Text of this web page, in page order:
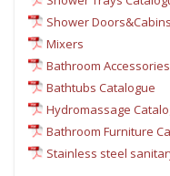
Shower
Mixers
Bathroom
Bathtubs Catalogue
Hydromassage
Bathroom Furniture
Stainless steel